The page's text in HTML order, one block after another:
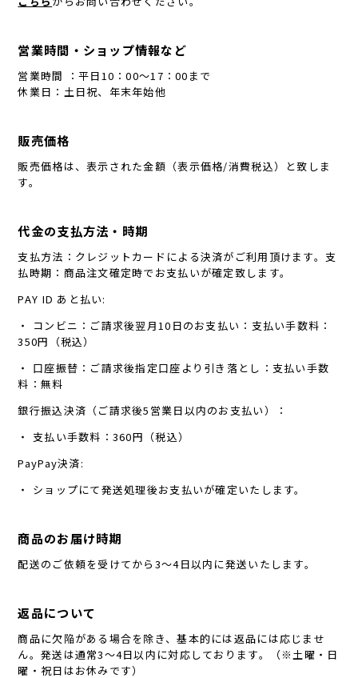
営業時間・ショップ情報など
営業時間 ：平日10：00～17：00まで
休業日：土日祝、年末年始他
販売価格
販売価格は、表示された金額（表示価格/消費税込）と致しま
す。
代金の支払方法・時期
支払方法：クレジットカードによる決済がご利用頂けます。支
払時期：商品注文確定時でお支払いが確定致します。
PAY ID あと払い:
・ コンビニ：ご請求後翌月10日のお支払い：支払い手数料：
350円（税込）
・ 口座振替：ご請求後指定口座より引き落とし：支払い手数
料：無料
銀行振込決済（ご請求後5営業日以内のお支払い）：
・ 支払い手数料：360円（税込）
PayPay決済:
・ ショップにて発送処理後お支払いが確定いたします。
商品のお届け時期
配送のご依頼を受けてから3～4日以内に発送いたします。
返品について
商品に欠陥がある場合を除き、基本的には返品には応じませ
ん。発送は通常3～4日以内に対応しております。（※土曜・日
曜・祝日はお休みです）